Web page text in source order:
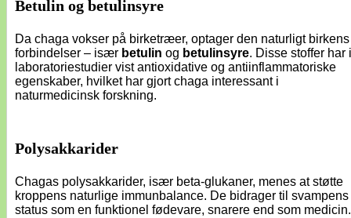
Betulin og betulinsyre
Da chaga vokser på birketræer, optager den naturligt birkens
forbindelser – især betulin og betulinsyre. Disse stoffer har i
laboratoriestudier vist antioxidative og antiinflammatoriske
egenskaber, hvilket har gjort chaga interessant i
naturmedicinsk forskning.
Polysakkarider
Chagas polysakkarider, især beta-glukaner, menes at støtte
kroppens naturlige immunbalance. De bidrager til svampens
status som en funktionel fødevare, snarere end som medicin.